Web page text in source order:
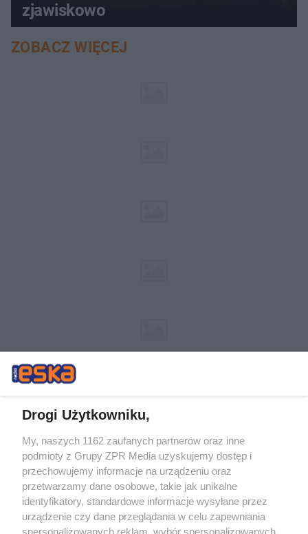
zjawiskowo
ZOBACZ WIĘCEJ
Żaden utwór zamieszczony w serwisie nie może być powielany i
rozpowszechniany lub dalej rozpowszechniany w jakikolwiek sposób (w
tym także elektroniczny lub mechaniczny) na jakimkolwiek polu
eksploatacji w jakiejkolwiek formie, włącznie z umieszczaniem w
Internecie bez pisemnej zgody właściciela praw. Jakiekolwiek użycie lub
wykorzystanie utworów w całości lub w części z naruszeniem prawa,
tzn. bez właściwej zgody, jest zabronione pod groźbą kary i może być
ścigane prawnie.
Drogi Użytkowniku,
My, naszych 1162 zaufanych partnerów oraz inne
podmioty z Grupy ZPR Media uzyskujemy dostęp i
przechowujemy informacje na urządzeniu oraz
przetwarzamy dane osobowe, takie jak unikalne
identyfikatory, standardowe informacje wysyłane przez
urządzenie czy dane przeglądania w celu zapewniania
spersonalizowanych reklam, wybór spersonalizowanych